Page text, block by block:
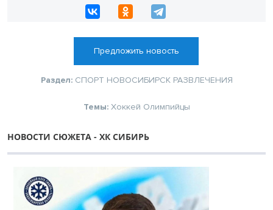
Предложить новость
Раздел: СПОРТ НОВОСИБИРСК РАЗВЛЕЧЕНИЯ
Темы: Хоккей Олимпийцы
НОВОСТИ СЮЖЕТА - ХК СИБИРЬ